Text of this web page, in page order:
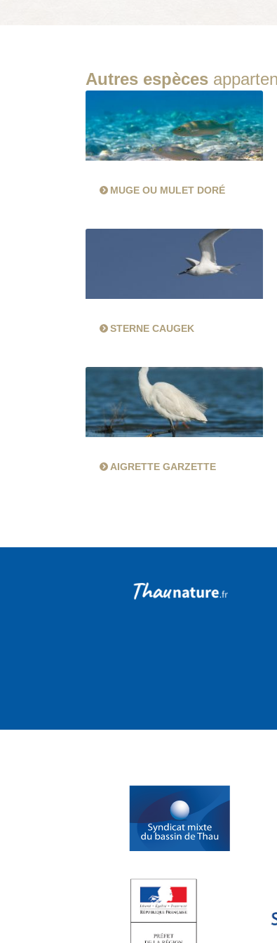
Autres espèces
MUGE OU MULET DORÉ
STERNE CAUGEK
AIGRETTE GARZETTE